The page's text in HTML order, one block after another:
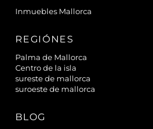
Inmuebles Mallorca
REGIÓNES
Palma de Mallorca
Centro de la isla
sureste de mallorca
suroeste de mallorca
BLOG